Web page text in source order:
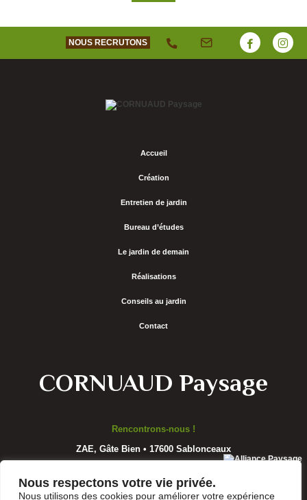
Nous respectons votre vie privée.
Nous utilisons des cookies pour améliorer votre expérience
NOUS RECRUTONS
Accueil
Création
Entretien de jardin
Bureau d’études
Le jardin de demain
Réalisations
Conseils au jardin
Contact
CORNUAUD Paysage
Rencontrons-nous !
ZAE, Gâte Bien • 17600 Sablonceaux